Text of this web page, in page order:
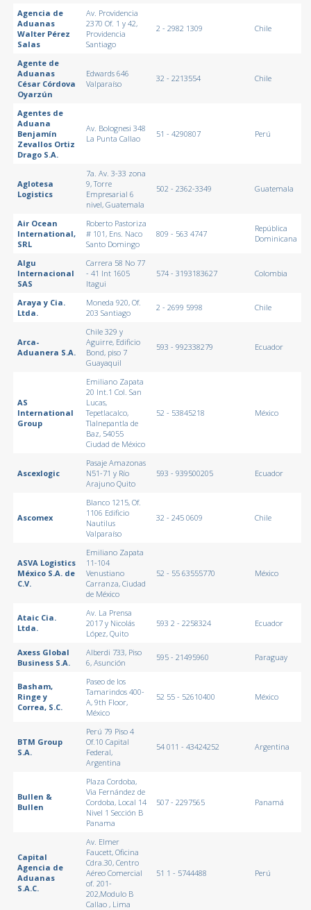
Agencia de
Aduanas
Walter Pérez
Salas
Av. Providencia
2370 Of. 1 y 42,
Providencia
Santiago
2 - 2982 1309 Chile
Agente de
Aduanas
César Córdova
Oyarzún
Edwards 646
Valparaíso
32 - 2213554 Chile
Agentes de
Aduana
Benjamín
Zevallos Ortiz
Drago S.A.
Av. Bolognesi 348
La Punta Callao
51 - 4290807 Perú
Aglotesa
Logistics
7a. Av. 3-33 zona
9, Torre
Empresarial 6
nivel, Guatemala
502 - 2362-3349 Guatemala
Air Ocean
International,
SRL
Roberto Pastoriza
# 101, Ens. Naco
Santo Domingo
809 - 563 4747
República
Dominicana
Algu
Internacional
SAS
Carrera 58 No 77
- 41 Int 1605
Itagui
574 - 3193183627 Colombia
Araya y Cia.
Ltda.
Moneda 920, Of.
203 Santiago
2 - 2699 5998 Chile
Arca-
Aduanera S.A.
Chile 329 y
Aguirre, Edificio
Bond, piso 7
Guayaquil
593 - 992338279 Ecuador
AS
International
Group
Emiliano Zapata
20 Int.1 Col. San
Lucas,
Tepetlacalco,
Tlalnepantla de
Baz, 54055
Ciudad de México
52 - 53845218 México
Ascexlogic
Pasaje Amazonas
N51-71 y Río
Arajuno Quito
593 - 939500205 Ecuador
Ascomex
Blanco 1215, Of.
1106 Edificio
Nautilus
Valparaíso
32 - 245 0609 Chile
ASVA Logistics
México S.A. de
C.V.
Emiliano Zapata
11-104
Venustiano
Carranza, Ciudad
de México
52 - 55 63555770 México
Ataic Cia.
Ltda.
Av. La Prensa
2017 y Nicolás
López, Quito
593 2 - 2258324 Ecuador
Axess Global
Business S.A.
Alberdi 733, Piso
6, Asunción
595 - 21495960 Paraguay
Basham,
Ringe y
Correa, S.C.
Paseo de los
Tamarindos 400-
A, 9th Floor,
México
52 55 - 52610400 México
BTM Group
S.A.
Perú 79 Piso 4
Of.10 Capital
Federal,
Argentina
54 011 - 43424252 Argentina
Bullen &
Bullen
Plaza Cordoba,
Via Fernández de
Cordoba, Local 14
Nivel 1 Sección B
Panama
507 - 2297565 Panamá
Capital
Agencia de
Aduanas
S.A.C.
Av. Elmer
Faucett, Oficina
Cdra.30, Centro
Aéreo Comercial
of. 201-
202,Modulo B
Callao , Lima
51 1 - 5744488 Perú